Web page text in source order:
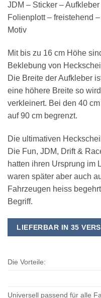
JDM – Sticker – Aufkleber
Folienplott – freistehend
Motiv
Mit bis zu 16 cm Höhe
Beklebung von
Die Breite der Aufkleber
eine höhere Breite so
verkleinert. Bei den 40
auf 90 cm begrenzt.
Die ultimativen
Die Fun, JDM, Drift &
hatten ihren Ursprung im
waren später aber auch
Fahrzeugen heiss
Begriff.
LIEFERBAR IN 35
Die Vorteile:
Universell passend für alle